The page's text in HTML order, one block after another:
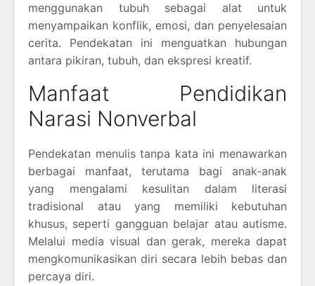
menggunakan tubuh sebagai alat untuk
menyampaikan konflik, emosi, dan penyelesaian
cerita. Pendekatan ini menguatkan hubungan
antara pikiran, tubuh, dan ekspresi kreatif.
Manfaat Pendidikan
Narasi Nonverbal
Pendekatan menulis tanpa kata ini menawarkan
berbagai manfaat, terutama bagi anak-anak
yang mengalami kesulitan dalam literasi
tradisional atau yang memiliki kebutuhan
khusus, seperti gangguan belajar atau autisme.
Melalui media visual dan gerak, mereka dapat
mengkomunikasikan diri secara lebih bebas dan
percaya diri.